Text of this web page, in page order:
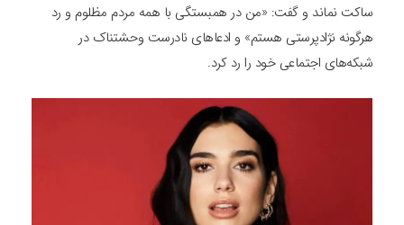
ساکت نماند و گفت: «من در همبستگی با همه مردم مظلوم و رد
هرگونه نژادپرستی هستم» و ادعاهای نادرست وحشتناک در
شبکه‌های اجتماعی خود را رد کرد.